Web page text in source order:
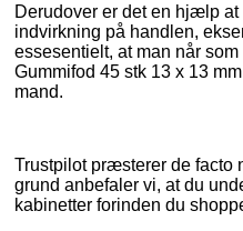
Derudover er det en hjælp
indvirkning på handlen,
essesentielt, at man når
Gummifod 45 stk 13 x 13
mand.
Trustpilot præsterer de facto
grund anbefaler vi, at du
kabinetter forinden du